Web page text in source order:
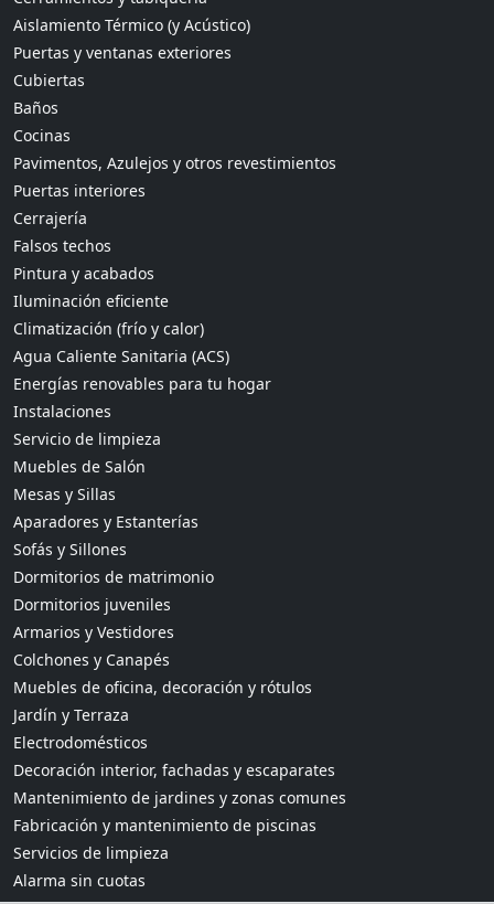
Aislamiento Térmico (y Acústico)
Puertas y ventanas exteriores
Cubiertas
Baños
Cocinas
Pavimentos, Azulejos y otros revestimientos
Puertas interiores
Cerrajería
Falsos techos
Pintura y acabados
Iluminación eficiente
Climatización (frío y calor)
Agua Caliente Sanitaria (ACS)
Energías renovables para tu hogar
Instalaciones
Servicio de limpieza
Muebles de Salón
Mesas y Sillas
Aparadores y Estanterías
Sofás y Sillones
Dormitorios de matrimonio
Dormitorios juveniles
Armarios y Vestidores
Colchones y Canapés
Muebles de oficina, decoración y rótulos
Jardín y Terraza
Electrodomésticos
Decoración interior, fachadas y escaparates
Mantenimiento de jardines y zonas comunes
Fabricación y mantenimiento de piscinas
Servicios de limpieza
Alarma sin cuotas